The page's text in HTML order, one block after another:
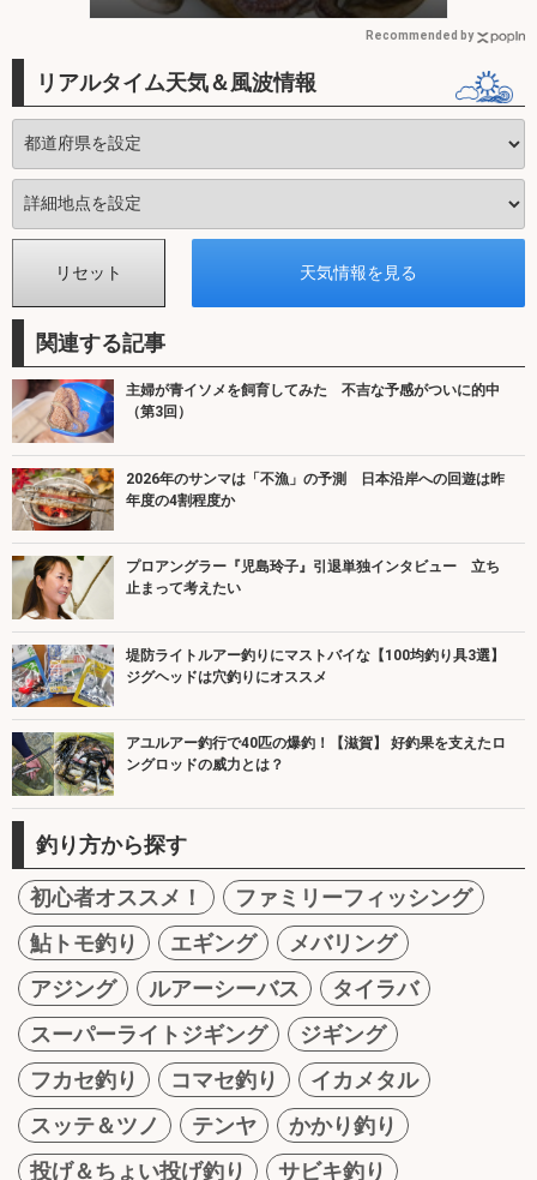
Recommended by
リアルタイム天気＆風波情報
関連する記事
主婦が青イソメを飼育してみた 不吉な予感がついに的中
（第3回）
2026年のサンマは「不漁」の予測 日本沿岸への回遊は昨
年度の4割程度か
プロアングラー『児島玲子』引退単独インタビュー 立ち
止まって考えたい
堤防ライトルアー釣りにマストバイな【100均釣り具3選】
ジグヘッドは穴釣りにオススメ
アユルアー釣行で40匹の爆釣！【滋賀】 好釣果を支えたロ
ングロッドの威力とは？
釣り方から探す
初心者オススメ！
ファミリーフィッシング
鮎トモ釣り
エギング
メバリング
アジング
ルアーシーバス
タイラバ
スーパーライトジギング
ジギング
フカセ釣り
コマセ釣り
イカメタル
スッテ＆ツノ
テンヤ
かかり釣り
投げ＆ちょい投げ釣り
サビキ釣り